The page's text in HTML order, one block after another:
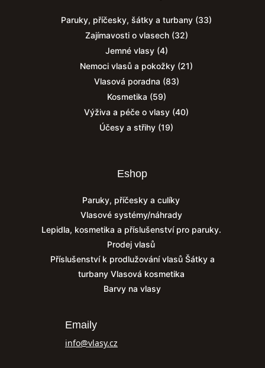
Paruky, příčesky, šátky a turbany (33)
Zajímavosti o vlasech(32)
Jemné vlasy(4)
Nemoci vlasů a pokožky (21)
Vlasová poradna (83)
Kosmetika (59)
Výživa a péče o vlasy (40)
Účesy a střihy (19)
Eshop
Paruky, příčesky a culíky
Vlasové systémy/náhrady
Lepidla, kosmetika a příslušenství pro paruky.
Prodej vlasů
Příslušenství k prodlužování vlasů Šátky a
turbany Vlasová kosmetika
Barvy na vlasy
Emaily
info@vlasy.cz